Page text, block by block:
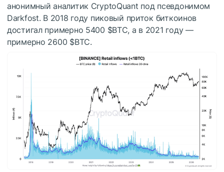
анонимный аналитик CryptoQuant под псевдонимом
Darkfost. В 2018 году пиковый приток биткоинов
достигал примерно 5400 $BTC, а в 2021 году —
примерно 2600 $BTC.